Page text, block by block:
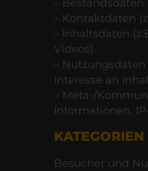
–
– Kontaktdaten
– Inhaltsdaten
Videos).
–
Interesse an
– Meta-/
Informationen,
Besucher und